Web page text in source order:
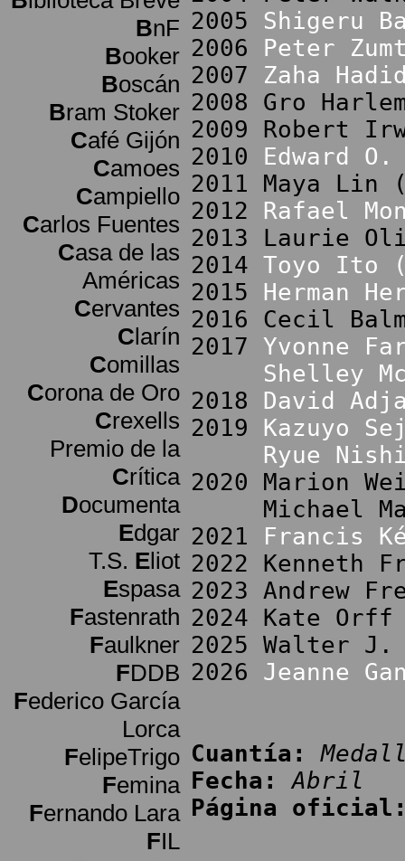
BnF
Booker
Boscán
Bram Stoker
Café Gijón
Camoes
Campiello
Carlos Fuentes
Casa de las
Américas
Cervantes
Clarín
Comillas
Corona de Oro
Crexells
Premio de la
Crítica
Documenta
Edgar
T.S. Eliot
Espasa
Fastenrath
Faulkner
FDDB
Federico García
Lorca
FelipeTrigo
Femina
Fernando Lara
FIL
2005 Shigeru
2006 Peter
2007 Zaha
2008 Gro
2009 Robert
2010 Edward
2011 Maya Lin
2012 Rafael
2013 Laurie
2014 Toyo Ito
2015 Herman
2016 Cecil
2017 Yvonne
Shelley
2018 David
2019 Kazuyo
Ryue
2020 Marion
Michael
2021 Francis
2022 Kenneth
2023 Andrew
2024 Kate Orff
2025 Walter J.
2026 Jeanne
Cuantía:
Fecha:
Abril
Página